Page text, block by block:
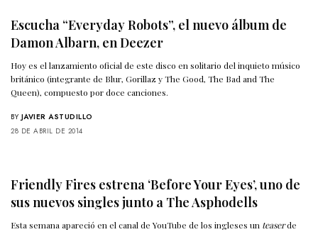
Escucha “Everyday Robots”, el nuevo álbum de
Damon Albarn, en Deezer
Hoy es el lanzamiento oficial de este disco en solitario del inquieto músico
británico (integrante de Blur, Gorillaz y The Good, The Bad and The
Queen), compuesto por doce canciones.
BY JAVIER ASTUDILLO
28 DE ABRIL DE 2014
Friendly Fires estrena ‘Before Your Eyes’, uno de
sus nuevos singles junto a The Asphodells
Esta semana apareció en el canal de YouTube de los ingleses un teaserde